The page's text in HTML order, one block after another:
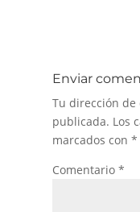
Enviar
Tu dirección de
publicada. Los
marcados con *
Comentario *